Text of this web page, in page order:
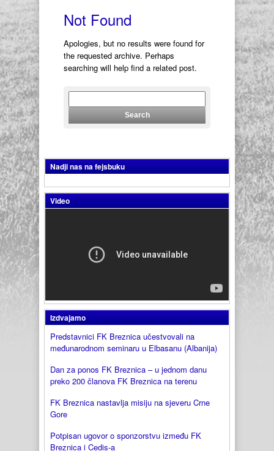
Not Found
Apologies, but no results were found for
the requested archive. Perhaps
searching will help find a related post.
Nadji nas na fejsbuku
Video
Izdvajamo
Predstavnici FK Breznica učestvovali na
međunarodnom seminaru u Elbasanu (Albanija)
Dan za ponos FK Breznica – u jednom danu
preko 200 članova FK Breznica na terenu
FK Breznica nastavlja misiju na sjeveru Crne
Gore
Potpisan ugovor o sponzorstvu između FK
Breznica i Cedis-a